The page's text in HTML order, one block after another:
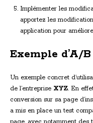
Implémenter les
apportez les
application pour
Exemple d’A/
Un exemple concret
de l’entreprise XYZ. En
conversion sur sa page
a mis en place un test